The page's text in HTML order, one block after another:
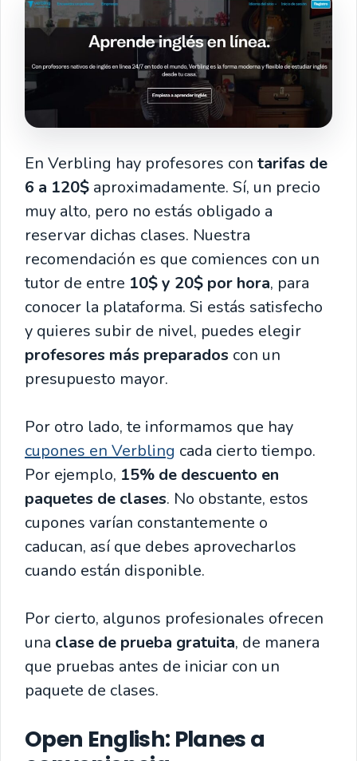
En Verbling hay profesores con tarifas de
6 a 120$ aproximadamente. Sí, un precio
muy alto, pero no estás obligado a
reservar dichas clases. Nuestra
recomendación es que comiences con un
tutor de entre 10$ y 20$ por hora, para
conocer la plataforma. Si estás satisfecho
y quieres subir de nivel, puedes elegir
profesores más preparados con un
presupuesto mayor.
Por otro lado, te informamos que hay
cupones en Verbling cada cierto tiempo.
Por ejemplo, 15% de descuento en
paquetes de clases. No obstante, estos
cupones varían constantemente o
caducan, así que debes aprovecharlos
cuando están disponible.
Por cierto, algunos profesionales ofrecen
una clase de prueba gratuita, de manera
que pruebas antes de iniciar con un
paquete de clases.
Open English: Planes a